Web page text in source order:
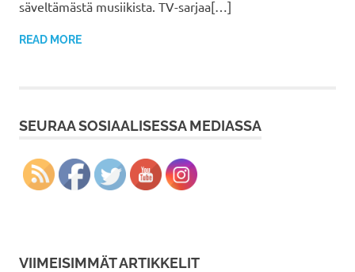
säveltämästä musiikista. TV-sarjaa[…]
READ MORE
SEURAA SOSIAALISESSA MEDIASSA
VIIMEISIMMÄT ARTIKKELIT